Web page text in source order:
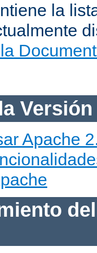
la
Versión
Apache